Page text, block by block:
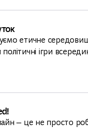
етичне
ігри
— це не просто